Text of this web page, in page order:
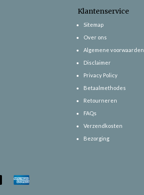
Klantenservice
Sitemap
Over ons
Algemene voorwaarden
Disclaimer
Privacy Policy
Betaalmethodes
Retourneren
FAQs
Verzendkosten
Bezorging